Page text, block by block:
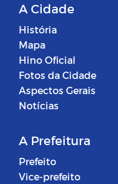
A Cidade
História
Mapa
Hino Oficial
Fotos da Cidade
Aspectos Gerais
Notícias
A Prefeitura
Prefeito
Vice-prefeito